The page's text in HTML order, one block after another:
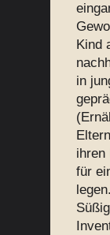
Kind
in
ihren
für